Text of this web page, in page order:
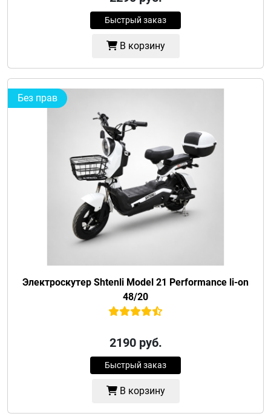
Быстрый заказ
В корзину
Без прав
Электроскутер Shtenli Model 21 Performance li-on
48/20
2190руб.
Быстрый заказ
В корзину